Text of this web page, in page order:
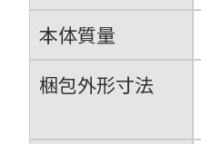
本体質量
梱包外形寸法